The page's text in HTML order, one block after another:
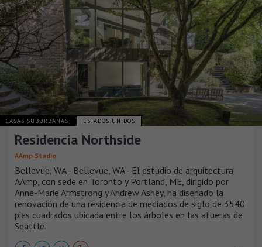
CASAS SUBURBANAS ESTADOS UNIDOS
Residencia Northside
AAmp Studio
Bellevue, WA - Bellevue, WA - El estudio de arquitectura
AAmp, con sede en Toronto y Portland, ME, dirigido por
Anne-Marie Armstrong y Andrew Ashey, ha diseñado la
renovación de una residencia de mediados de siglo de 3540
pies cuadrados ubicada entre los árboles en las afueras de
Seattle.